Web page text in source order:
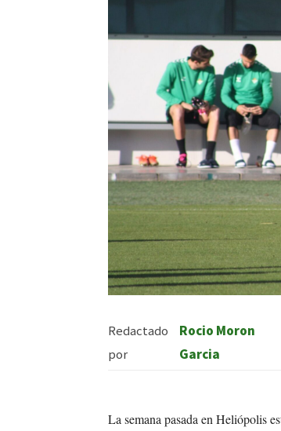
Redactado
por
Rocio Moron
Garcia
La semana pasada en Heliópolis